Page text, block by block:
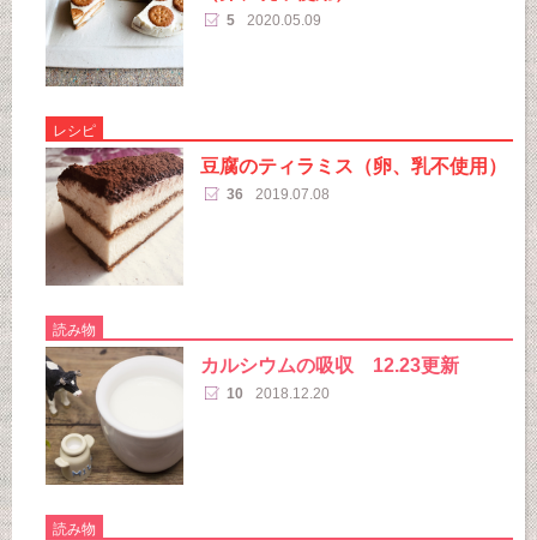
5 2020.05.09
レシピ
豆腐のティラミス（卵、乳不使用）
36 2019.07.08
読み物
カルシウムの吸収 12.23更新
10 2018.12.20
読み物